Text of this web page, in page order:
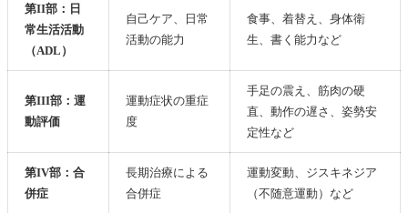
第II部：日
常生活活動
（ADL）
自己ケア、日常
活動の能力
食事、着替え、身体衛
生、書く能力など
第III部：運
動評価
運動症状の重症
度
手足の震え、筋肉の硬
直、動作の遅さ、姿勢安
定性など
第IV部：合
併症
長期治療による
合併症
運動変動、ジスキネジア
（不随意運動）など